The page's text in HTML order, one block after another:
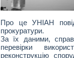
Про це УНІАН
прокуратури.
За їх даними,
перевірки
реконструкцію